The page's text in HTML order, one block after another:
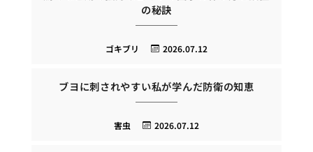
の秘訣
2026.07.12
ゴキブリ
ブヨに刺されやすい私が学んだ防衛の知恵
2026.07.12
害虫